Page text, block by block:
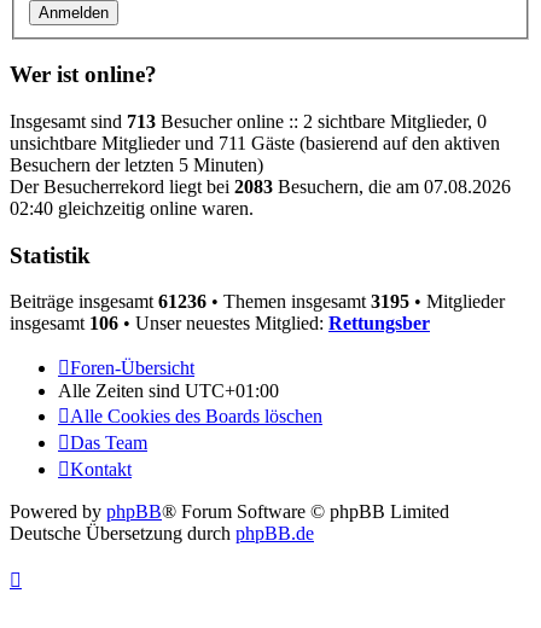
Wer ist online?
Insgesamt sind 713 Besucher online :: 2 sichtbare Mitglieder, 0
unsichtbare Mitglieder und 711 Gäste (basierend auf den aktiven
Besuchern der letzten 5 Minuten)
Der Besucherrekord liegt bei 2083 Besuchern, die am 07.08.2026
02:40 gleichzeitig online waren.
Statistik
Beiträge insgesamt 61236 • Themen insgesamt 3195 • Mitglieder
insgesamt 106 • Unser neuestes Mitglied: Rettungsber
Foren-Übersicht
Alle Zeiten sind UTC+01:00
Alle Cookies des Boards löschen
Das Team
Kontakt
Powered by phpBB® Forum Software © phpBB Limited
Deutsche Übersetzung durch phpBB.de